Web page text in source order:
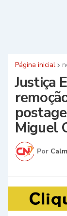
Página inicial
Justiça
Miguel
Por